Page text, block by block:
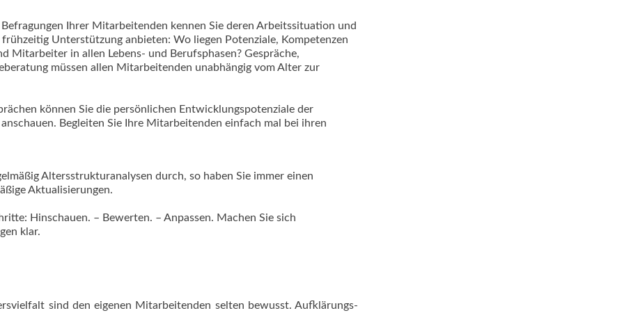
Befragungen Ihrer Mitarbeitenden kennen Sie deren Arbeitssituation und
Unterstützung anbieten: Wo liegen Potenziale, Kompetenzen
Mitarbeiter in allen Lebens- und Berufsphasen? Gespräche,
müssen allen Mitarbeitenden unabhängig vom Alter zur
können Sie die persönlichen Entwicklungspotenziale der
Begleiten Sie Ihre Mitarbeitenden einfach mal bei ihren
Altersstrukturanalysen durch, so haben Sie immer einen
Aktualisierungen.
Hinschauen. – Bewerten. – Anpassen. Machen Sie sich
klar.
sind den eigenen Mitarbeitenden selten bewusst. Aufklärungs-